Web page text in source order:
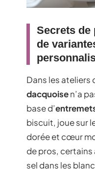
Secrets de
de
Dans les ateliers
dacquoisen’a
base d’
biscuit, joue sur
dorée et cœur
de pros,
sel dans les